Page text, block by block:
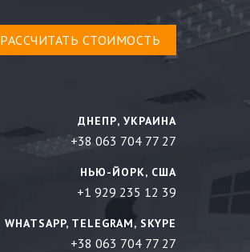
РАСCЧИТАТЬ СТОИМОСТЬ
ДНЕПР, УКРАИНА
+38 063 704 77 27
НЬЮ-ЙОРК, США
+1 929 235 12 39
WHATSAPP, TELEGRAM, SKYPE
+38 063 704 77 27